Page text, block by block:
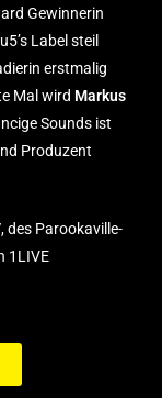
Gewinnerin
Label steil
erstmalig
Mal wird Markus
Sounds ist
Produzent
, des Parookaville-
1LIVE